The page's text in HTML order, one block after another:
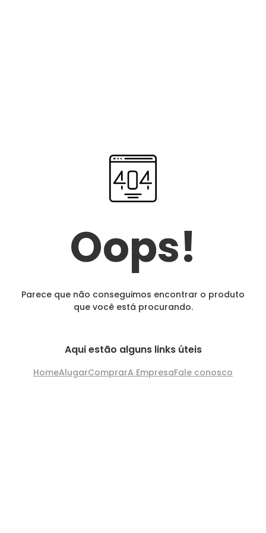
Oops!
Parece que não conseguimos encontrar o produto
que você está procurando.
Aqui estão alguns links úteis
HomeAlugarComprarA EmpresaFale conosco